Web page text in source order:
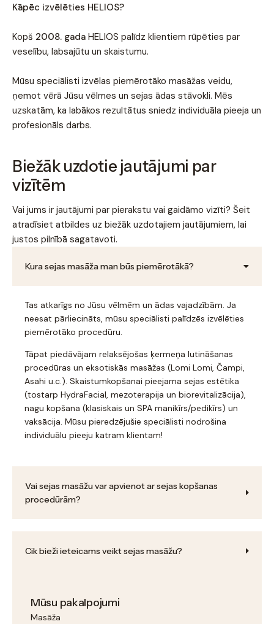
Mūsu pakalpojumi
Masāža
Kāpēc izvēlēties HELIOS?
Kopš 2008. gada HELIOS palīdz klientiem rūpēties par
veselību, labsajūtu un skaistumu.
Mūsu speciālisti izvēlas piemērotāko masāžas veidu,
ņemot vērā Jūsu vēlmes un sejas ādas stāvokli. Mēs
uzskatām, ka labākos rezultātus sniedz individuāla pieeja un
profesionāls darbs.
Biežāk uzdotie jautājumi par
vizītēm
Vai jums ir jautājumi par pierakstu vai gaidāmo vizīti? Šeit
atradīsiet atbildes uz biežāk uzdotajiem jautājumiem, lai
justos pilnībā sagatavoti.
Kura sejas masāža man būs piemērotākā?
Tas atkarīgs no Jūsu vēlmēm un ādas vajadzībām. Ja
neesat pārliecināts, mūsu speciālisti palīdzēs izvēlēties
piemērotāko procedūru.
Tāpat piedāvājam relaksējošas ķermeņa lutināšanas
procedūras un eksotiskās masāžas (Lomi Lomi, Čampi,
Asahi u.c.). Skaistumkopšanai pieejama sejas estētika
(tostarp HydraFacial, mezoterapija un biorevitalizācija),
nagu kopšana (klasiskais un SPA manikīrs/pedikīrs) un
vaksācija. Mūsu pieredzējušie speciālisti nodrošina
individuālu pieeju katram klientam!
Vai sejas masāžu var apvienot ar sejas kopšanas
procedūrām?
Cik bieži ieteicams veikt sejas masāžu?